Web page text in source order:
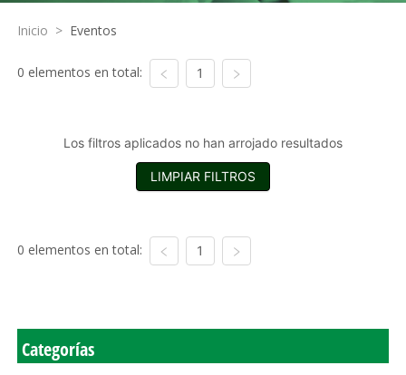
Inicio > Eventos
0 elementos en total: 1
Los filtros aplicados no han arrojado resultados
LIMPIAR FILTROS
0 elementos en total: 1
Categorías